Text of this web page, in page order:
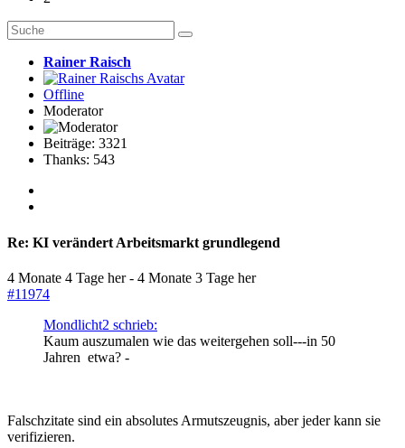
Rainer Raisch
Offline
Moderator
Beiträge: 3321
Thanks: 543
Re: KI verändert Arbeitsmarkt grundlegend
4 Monate 4 Tage her- 4 Monate 3 Tage her
#11974
Mondlicht2 schrieb:
Kaum auszumalen wie das weitergehen soll---in 50
Jahren etwa? -
Falschzitate sind ein absolutes Armutszeugnis, aber jeder kann sie
verifizieren.